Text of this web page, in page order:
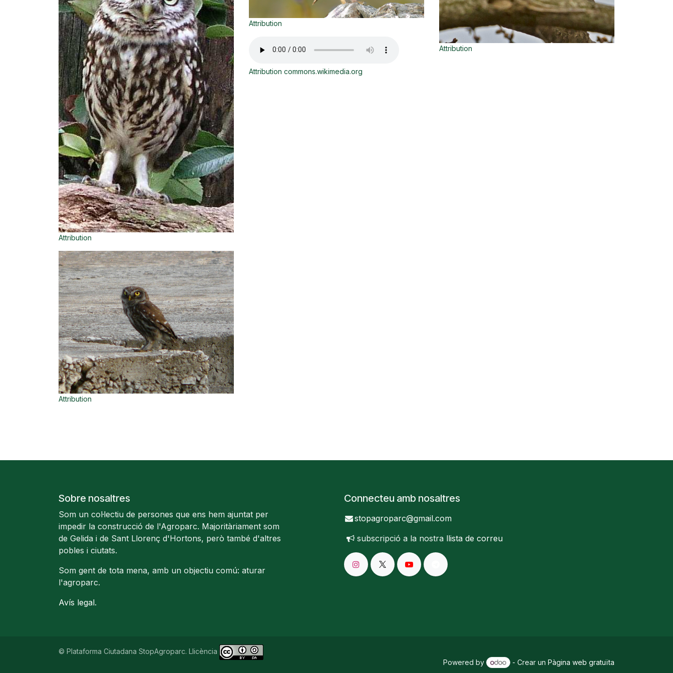
Attribution
Attribution
Attribution
Attribution commons.wikimedia.org
Attribution
Sobre nosaltres
Som un col·lectiu de persones que ens hem ajuntat per
impedir la construcció de l'Agroparc. Majoritàriament som
de Gelida i de Sant Llorenç d'Hortons, però també d'altres
pobles i ciutats.
Som gent de tota mena, amb un objectiu comú: aturar
l'agroparc.
Avís legal.
Connecteu amb nosaltres
stopagroparc@gmail.com
subscripció a la nostra llista de correu
© Plataforma Ciutadana StopAgroparc. Llicència
Powered by
- Crear un Pàgina web gratuïta